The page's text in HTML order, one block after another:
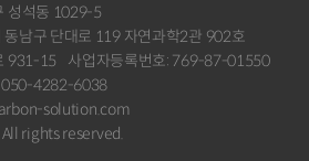
성석동 1029-5
동남구 단대로 119 자연과학2관 902호
931-15
사업자등록번호: 769-87-01550
050-4282-6038
solution.com
rights reserved.